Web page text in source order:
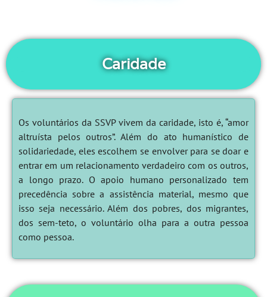
Caridade
Os voluntários da SSVP vivem da caridade, isto é, “amor
altruísta pelos outros”. Além do ato humanístico de
solidariedade, eles escolhem se envolver para se doar e
entrar em um relacionamento verdadeiro com os outros,
a longo prazo. O apoio humano personalizado tem
precedência sobre a assistência material, mesmo que
isso seja necessário. Além dos pobres, dos migrantes,
dos sem-teto, o voluntário olha para a outra pessoa
como pessoa.